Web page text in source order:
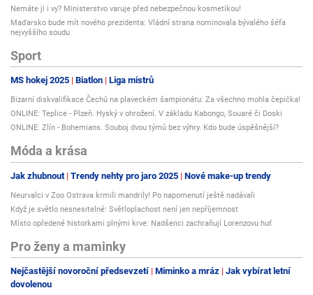
Nemáte ji i vy? Ministerstvo varuje před nebezpečnou kosmetikou!
Maďarsko bude mít nového prezidenta: Vládní strana nominovala bývalého šéfa
nejvyššího soudu
Sport
MS hokej 2025 Biatlon Liga mistrů
Bizarní diskvalifikace Čechů na plaveckém šampionátu: Za všechno mohla čepička!
ONLINE: Teplice - Plzeň. Hyský v ohrožení. V základu Kabongo, Souaré či Doski
ONLINE: Zlín - Bohemians. Souboj dvou týmů bez výhry. Kdo bude úspěšnější?
Móda a krása
Jak zhubnout Trendy nehty pro jaro 2025 Nové make-up trendy
Neurvalci v Zoo Ostrava krmili mandrily! Po napomenutí ještě nadávali
Když je světlo nesnesitelné: Světloplachost není jen nepříjemnost
Místo opředené historkami plnými krve: Nadšenci zachraňují Lorenzovu huť
Pro ženy a maminky
Nejčastější novoroční předsevzetí Miminko a mráz Jak vybírat letní
dovolenou